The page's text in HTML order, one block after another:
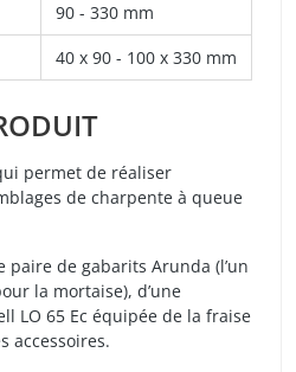
90 - 330 mm
40 x 90 - 100 x 330 mm
permet de réaliser
de charpente à queue
paire de gabarits Arunda (l’un
la mortaise), d’une
LO 65 Ec équipée de la fraise
accessoires.